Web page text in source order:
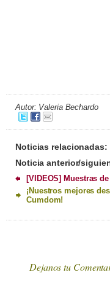
Autor: Valeria Bechardo
Noticias relacionadas:
Noticia anterior/
[VIDEOS] Muestras
¡Nuestros mejores
Cumdom!
Dejanos tu